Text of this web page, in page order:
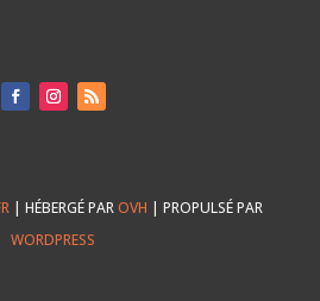
| HÉBERGÉ PAROVH | PROPULSÉ PAR
WORDPRESS